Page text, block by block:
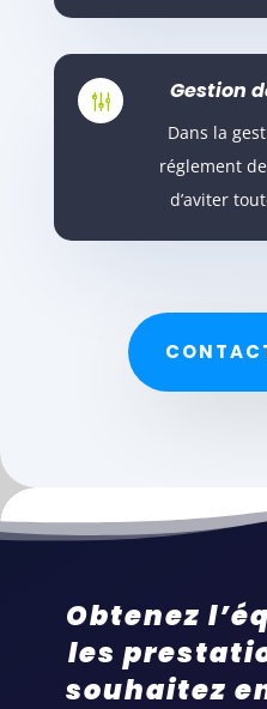
g Gestion
Dans la
réglement
d’aviter
Obtenez
les
souhaitez